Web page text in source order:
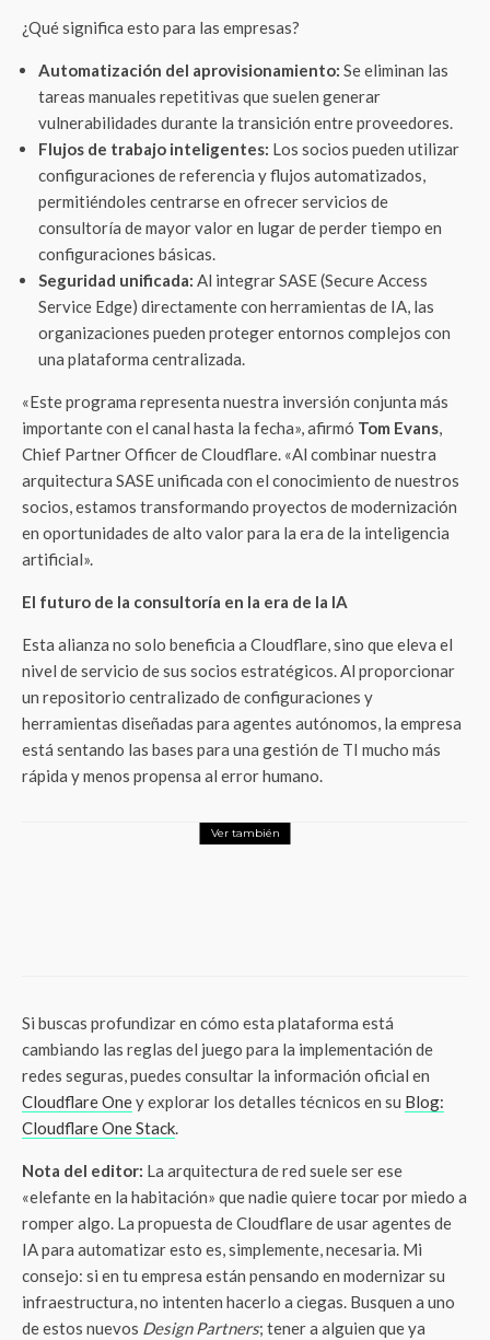
¿Qué significa esto para las empresas?
Automatización del aprovisionamiento: Se eliminan las
tareas manuales repetitivas que suelen generar
vulnerabilidades durante la transición entre proveedores.
Flujos de trabajo inteligentes: Los socios pueden utilizar
configuraciones de referencia y flujos automatizados,
permitiéndoles centrarse en ofrecer servicios de
consultoría de mayor valor en lugar de perder tiempo en
configuraciones básicas.
Seguridad unificada: Al integrar SASE (Secure Access
Service Edge) directamente con herramientas de IA, las
organizaciones pueden proteger entornos complejos con
una plataforma centralizada.
«Este programa representa nuestra inversión conjunta más
importante con el canal hasta la fecha», afirmó Tom Evans,
Chief Partner Officer de Cloudflare. «Al combinar nuestra
arquitectura SASE unificada con el conocimiento de nuestros
socios, estamos transformando proyectos de modernización
en oportunidades de alto valor para la era de la inteligencia
artificial».
El futuro de la consultoría en la era de la IA
Esta alianza no solo beneficia a Cloudflare, sino que eleva el
nivel de servicio de sus socios estratégicos. Al proporcionar
un repositorio centralizado de configuraciones y
herramientas diseñadas para agentes autónomos, la empresa
está sentando las bases para una gestión de TI mucho más
rápida y menos propensa al error humano.
Ver también
Si buscas profundizar en cómo esta plataforma está
cambiando las reglas del juego para la implementación de
redes seguras, puedes consultar la información oficial en
Cloudflare Oney explorar los detalles técnicos en su Blog:
Cloudflare One Stack.
Nota del editor: La arquitectura de red suele ser ese
«elefante en la habitación» que nadie quiere tocar por miedo a
romper algo. La propuesta de Cloudflare de usar agentes de
IA para automatizar esto es, simplemente, necesaria. Mi
consejo: si en tu empresa están pensando en modernizar su
infraestructura, no intenten hacerlo a ciegas. Busquen a uno
de estos nuevos Design Partners; tener a alguien que ya